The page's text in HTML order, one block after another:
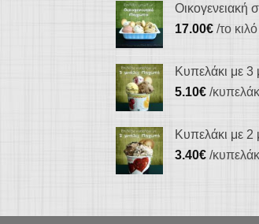
Οικογενειακή
17.00€ /το κιλό
Κυπελάκι με 3
5.10€ /
Κυπελάκι με 2
3.40€ /